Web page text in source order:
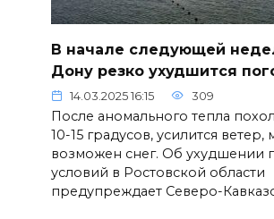
В начале следующей
Дону резко ухудшится
14.03.2025 16:15 309
После аномального тепла
10-15 градусов, усилится ветер,
возможен снег. Об ухудшении
условий в Ростовской области
предупреждает Северо-